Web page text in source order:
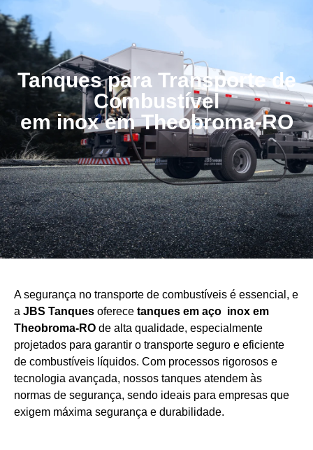
Tanques para Transporte de
Combustível
em inox em Theobroma-RO
A segurança no transporte de combustíveis é essencial, e
a JBS Tanques oferece tanques em aço inox em
Theobroma-RO de alta qualidade, especialmente
projetados para garantir o transporte seguro e eficiente
de combustíveis líquidos. Com processos rigorosos e
tecnologia avançada, nossos tanques atendem às
normas de segurança, sendo ideais para empresas que
exigem máxima segurança e durabilidade.